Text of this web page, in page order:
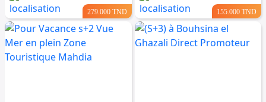
279.000 TND 155.000 TND